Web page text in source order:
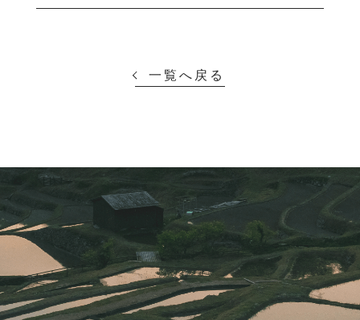
一覧へ戻る